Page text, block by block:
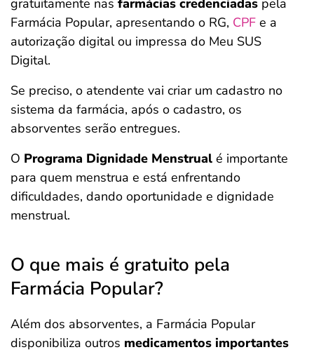
gratuitamente nas farmácias credenciadas pela
Farmácia Popular, apresentando o RG, CPF e a
autorização digital ou impressa do Meu SUS
Digital.
Se preciso, o atendente vai criar um cadastro no
sistema da farmácia, após o cadastro, os
absorventes serão entregues.
O Programa Dignidade Menstrual é importante
para quem menstrua e está enfrentando
dificuldades, dando oportunidade e dignidade
menstrual.
O que mais é gratuito pela
Farmácia Popular?
Além dos absorventes, a Farmácia Popular
disponibiliza outros medicamentos importantes